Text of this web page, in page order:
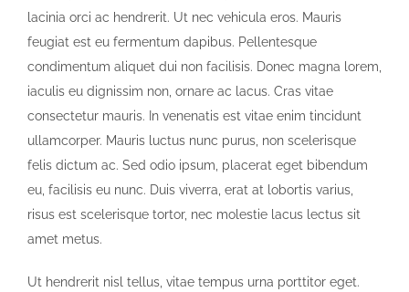
lacinia orci ac hendrerit. Ut nec vehicula eros. Mauris
feugiat est eu fermentum dapibus. Pellentesque
condimentum aliquet dui non facilisis. Donec magna lorem,
iaculis eu dignissim non, ornare ac lacus. Cras vitae
consectetur mauris. In venenatis est vitae enim tincidunt
ullamcorper. Mauris luctus nunc purus, non scelerisque
felis dictum ac. Sed odio ipsum, placerat eget bibendum
eu, facilisis eu nunc. Duis viverra, erat at lobortis varius,
risus est scelerisque tortor, nec molestie lacus lectus sit
amet metus.
Ut hendrerit nisl tellus, vitae tempus urna porttitor eget.